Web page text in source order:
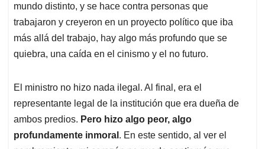
mundo distinto, y se hace contra personas que
trabajaron y creyeron en un proyecto político que iba
más allá del trabajo, hay algo más profundo que se
quiebra, una caída en el cinismo y el no futuro.
El ministro no hizo nada ilegal. Al final, era el
representante legal de la institución que era dueña de
ambos predios. Pero hizo algo peor, algo
profundamente inmoral . En este sentido, al ver el